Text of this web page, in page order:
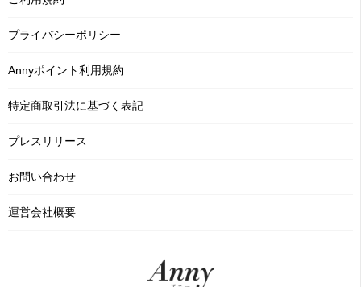
プライバシーポリシー
Annyポイント利用規約
特定商取引法に基づく表記
プレスリリース
お問い合わせ
運営会社概要